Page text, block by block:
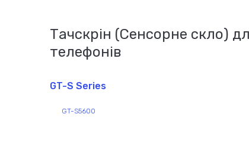
Тачскрін (Сенсорне скло)
телефонів
GT-S Series
GT-S5600